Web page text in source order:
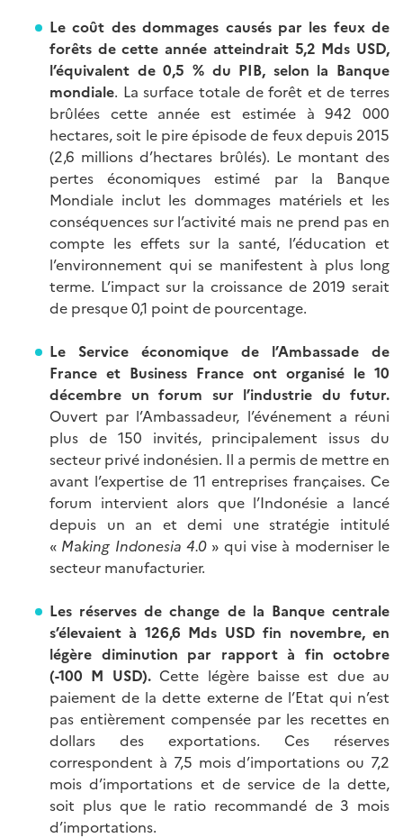
Le coût des dommages causés par les feux de
forêts de cette année atteindrait 5,2 Mds USD,
l’équivalent de 0,5 % du PIB, selon la Banque
mondiale. La surface totale de forêt et de terres
brûlées cette année est estimée à 942 000
hectares, soit le pire épisode de feux depuis 2015
(2,6 millions d’hectares brûlés). Le montant des
pertes économiques estimé par la Banque
Mondiale inclut les dommages matériels et les
conséquences sur l’activité mais ne prend pas en
compte les effets sur la santé, l’éducation et
l’environnement qui se manifestent à plus long
terme. L’impact sur la croissance de 2019 serait
de presque 0,1 point de pourcentage.
Le Service économique de l’Ambassade de
France et Business France ont organisé le 10
décembre un forum sur l’industrie du futur.
Ouvert par l’Ambassadeur, l’événement a réuni
plus de 150 invités, principalement issus du
secteur privé indonésien. Il a permis de mettre en
avant l’expertise de 11 entreprises françaises. Ce
forum intervient alors que l’Indonésie a lancé
depuis un an et demi une stratégie intitulé
« Making Indonesia 4.0 » qui vise à moderniser le
secteur manufacturier.
Les réserves de change de la Banque centrale
s’élevaient à 126,6 Mds USD fin novembre, en
légère diminution par rapport à fin octobre
(-100 M USD).Cette légère baisse est due au
paiement de la dette externe de l’Etat qui n’est
pas entièrement compensée par les recettes en
dollars des exportations. Ces réserves
correspondent à 7,5 mois d’importations ou 7,2
mois d’importations et de service de la dette,
soit plus que le ratio recommandé de 3 mois
d’importations.